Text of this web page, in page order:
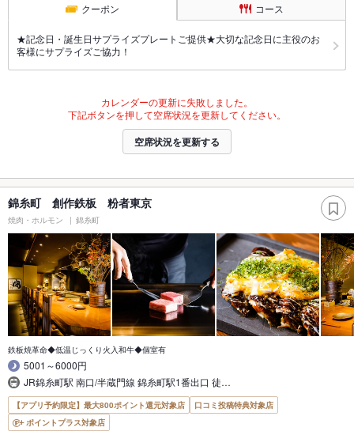
クーポン コース
★記念日・誕生日サプライズプレートご提供★大切な記念日に主役のお
客様にサプライズご協力！
カレンダーの更新に失敗しました。
下記ボタンを押して空席状況を更新してください。
空席状況を更新する
錦糸町 創作鉄板 粉者東京
焼肉・ホルモン 錦糸町
鉄板焼革命◆低温じっくり火入和牛◆個室有
5001～6000円
JR錦糸町駅 南口/半蔵門線 錦糸町駅1番出口 徒…
【アプリ予約限定】最大800ポイント還元対象店
口コミ投稿特典対象店
ポイントプラス対象店